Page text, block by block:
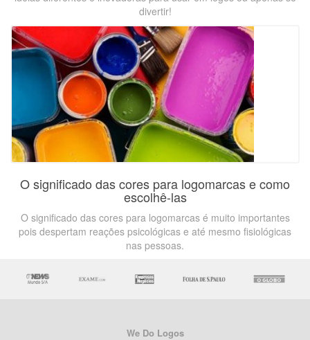
divertir!
O significado das cores para logomarcas e como
escolhê-las
O significado das cores para logomarcas é muito importantes
pois despertam reações psicológicas e até mesmo fisiológicas
nas pessoas.
We Do Logos